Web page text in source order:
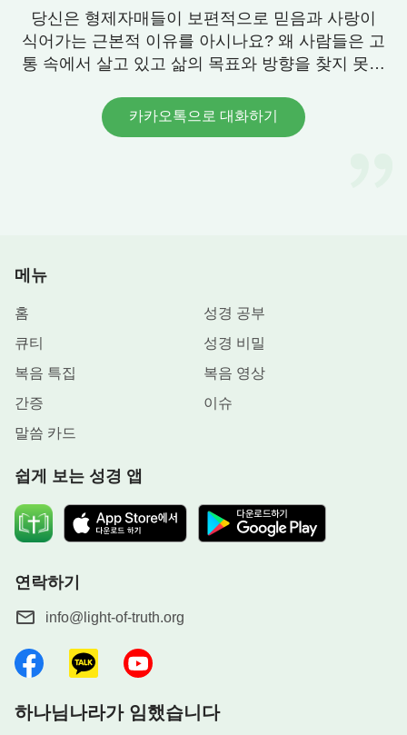
붙여 부를 때, 하나님의 마음에 기준이 있지 않겠느
냐? 분명히 있다. 사람을 ‘의인’이라고 칭하든, ‘완전
한 자’나 ‘정직한 자’라고 칭하든, 혹은 ‘종’이라고 칭
고 부를 때는 그 사람이 그의 사자를 맞이할 수 있고,
그의 명령을 따를 수 있으며, 그의 사자가 지시한 대
수 있겠느냐? 그럴 수 없다. 왜냐하면 그때는 하나님
이다. 다시 말해, 그것들은 사람에게 단발성으로 이
러저러한 일을 행하라고 간단하게 지시한 것에 불과
했다. 그것이 전부였다. 하나님은 계획에 따라 그의
하나님의 도를 받아들이기 힘들었기에 하나님은 그
의 도를 선포하지 않은 것이다. 여기서 하나님이 말
다 하나님의 종이었다. 하나님의 사자가 종에게 임했
을 때 그 종은 나아가 영접할 수 있었고, 그의 지시를
따르며, 그의 말대로 행할 수 있었다. 이것이 바로 하
나님 눈의 종이 된 자가 행하고 달성해야 할 것이었
다. 하나님이 사람을 칭하는 데는 기준이 있다. 그들
을 ‘종’이라 칭한 이유는 그들이 결코 지금의 너희처
럼 많은 도를 들어 하나님이 무엇을 하려고 하는지
경륜을 깨달았기 때문이 아니다. 그들이 정직한 인성
당신은 형제자매들이 보편적으로 믿음과 사랑이
식어가는 근본적 이유를 아시나요? 왜 사람들은 고
통 속에서 살고 있고 삶의 목표와 방향을 찾지 못할
카카오톡으로 대화하기
메뉴
홈
성경 공부
큐티
성경 비밀
복음 특집
복음 영상
간증
이슈
말씀 카드
쉽게 보는 성경 앱
연락하기
info@light-of-truth.org
하나님나라가 임했습니다
다음 중, 당신이 가장 어렵고 곤혹스럽다고 느끼
A. 직장에서 겪는 어려움